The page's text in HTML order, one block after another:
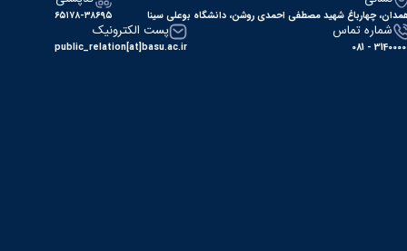
چهارباغ شهید مصطفی احمدی روشن، دانشگاه بوعلی سینا ۶۵۱۷۸-۳۸۶۹۵
شماره تماس
31400000 -
پست الکترونیک
public_relation[at]basu.ac.ir